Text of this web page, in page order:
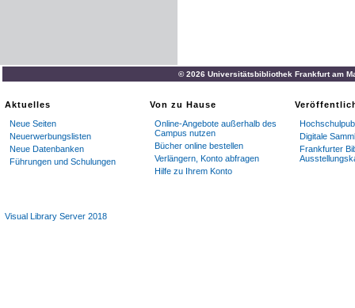
© 2026 Universitätsbibliothek Frankfurt am
Aktuelles
Neue Seiten
Neuerwerbungslisten
Neue Datenbanken
Führungen und Schulungen
Von zu Hause
Online-Angebote außerhalb des
Campus nutzen
Bücher online bestellen
Verlängern, Konto abfragen
Hilfe zu Ihrem Konto
Digitale
Frankfurter
Visual Library Server 2018